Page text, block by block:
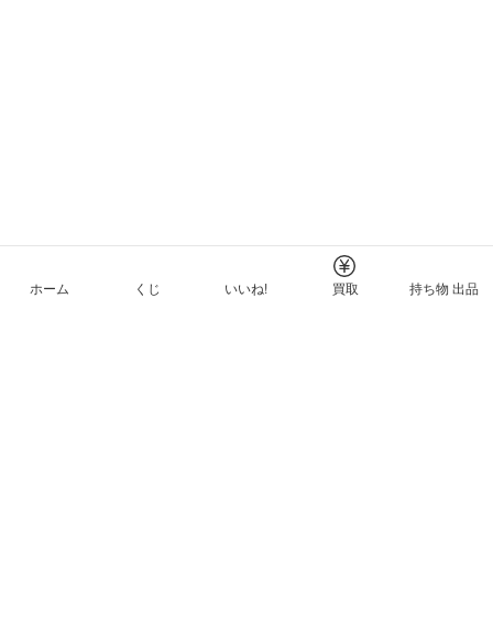
ホーム くじ いいね! 買取 持ち物 出品